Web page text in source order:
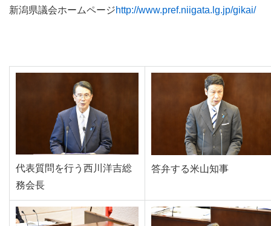
新潟県議会ホームページhttp://www.pref.niigata.lg.jp/gikai/
代表質問を行う西川洋吉総
務会長
答弁する米山知事